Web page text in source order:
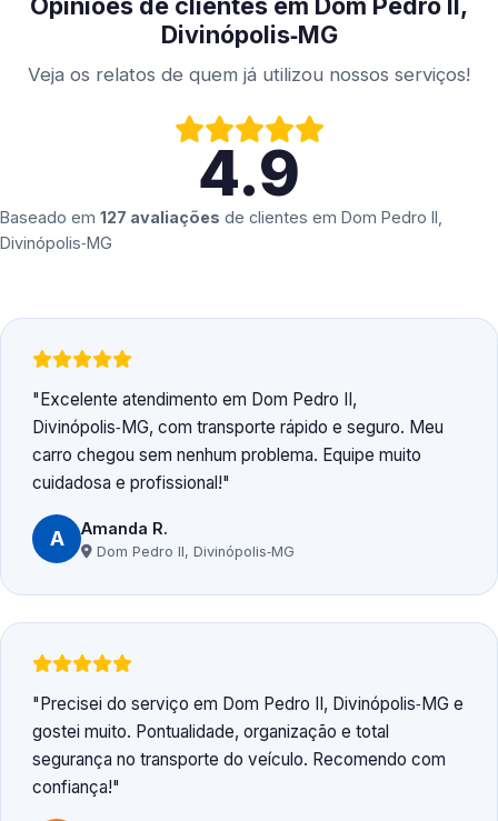
Divinópolis‑MG
Veja os relatos de quem já utilizou nossos serviços!
4.9
Baseado em 127 avaliações de clientes em Dom Pedro II,
Divinópolis‑MG
Excelente atendimento em Dom Pedro II,
Divinópolis‑MG, com transporte rápido e seguro. Meu
carro chegou sem nenhum problema. Equipe muito
cuidadosa e profissional!
A Amanda R.
Dom Pedro II, Divinópolis‑MG
Precisei do serviço em Dom Pedro II, Divinópolis‑MG e
gostei muito. Pontualidade, organização e total
segurança no transporte do veículo. Recomendo com
confiança!